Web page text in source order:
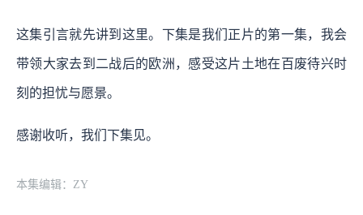
这集引言就先讲到这里。下集是我们正片的第一集，我会
带领大家去到二战后的欧洲，感受这片土地在百废待兴时
刻的担忧与愿景。
感谢收听，我们下集见。
本集编辑：ZY